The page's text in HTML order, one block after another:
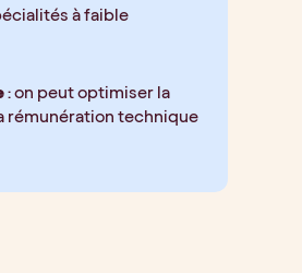
à faible
: on peut optimiser la
rémunération technique